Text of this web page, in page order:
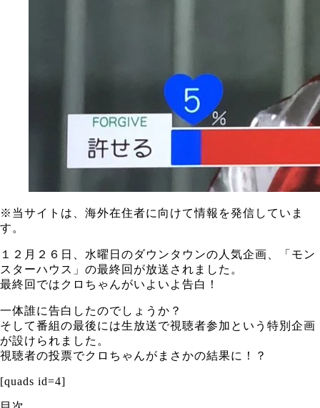
※当サイトは、海外在住者に向けて情報を発信していま
す。
１２月２６日、水曜日のダウンタウンの人気企画、「モン
スターハウス」の最終回が放送されました。
最終回ではクロちゃんがいよいよ告白！
一体誰に告白したのでしょうか？
そして番組の最後には生放送で視聴者参加という特別企画
が設けられました。
視聴者の投票でクロちゃんがまさかの結果に！？
[quads id=4]